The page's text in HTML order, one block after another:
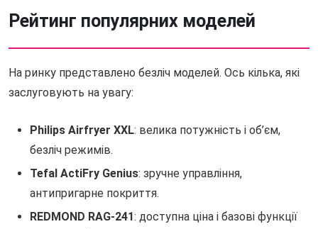
Рейтинг популярних моделей
На ринку представлено безліч моделей. Ось кілька, які
заслуговують на увагу:
Philips Airfryer XXL: велика потужність і об’єм,
безліч режимів.
Tefal ActiFry Genius: зручне управління,
антипригарне покриття.
REDMOND RAG-241: доступна ціна і базові функції